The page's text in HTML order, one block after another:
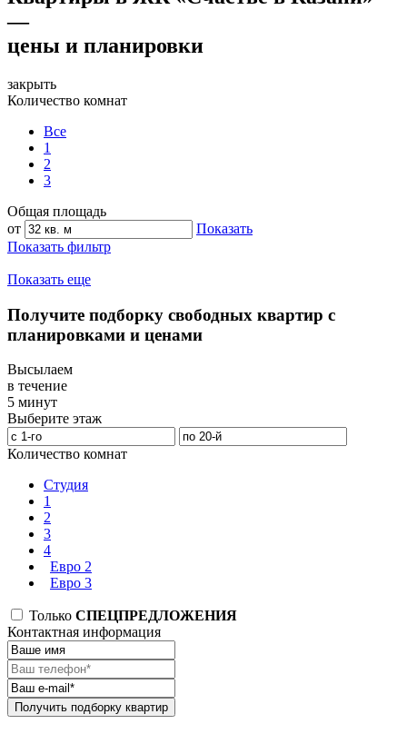
—
цены и планировки
закрыть
Количество комнат
Все
1
2
3
Общая площадь
от
Показать
Показать фильтр
Показать еще
Получите подборку свободных квартир с
планировками и ценами
Высылаем
в течение
5 минут
Выберите этаж
Количество комнат
Студия
1
2
3
4
Евро 2
Евро 3
Только СПЕЦПРЕДЛОЖЕНИЯ
Контактная информация
Получить подборку квартир